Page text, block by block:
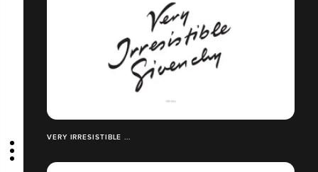
VERY IRRESISTIBLE ...